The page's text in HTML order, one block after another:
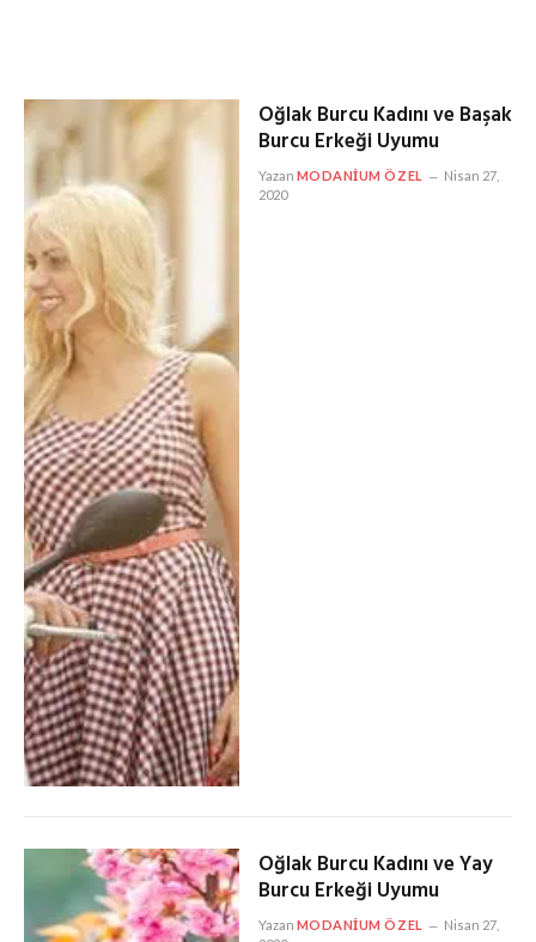
Oğlak Burcu Kadını ve Başak
Burcu Erkeği Uyumu
Yazan MODANIUM ÖZEL
Nisan 27,
2020
Oğlak Burcu Kadını ve Yay
Burcu Erkeği Uyumu
Yazan MODANIUM ÖZEL
Nisan 27,